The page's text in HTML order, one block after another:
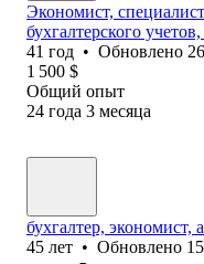
Экономист,
бухгалтерского
41 год • Обновлено
1 500 $
Общий опыт
24 года 3 месяца
бухгалтер, экономист,
45 лет • Обновлено